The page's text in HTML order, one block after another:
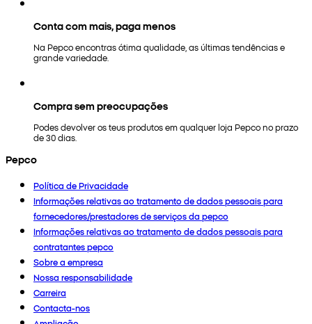
Conta com mais, paga menos
Na Pepco encontras ótima qualidade, as últimas tendências e
grande variedade.
Compra sem preocupações
Podes devolver os teus produtos em qualquer loja Pepco no prazo
de 30 dias.
Pepco
Política de Privacidade
Informações relativas ao tratamento de dados pessoais para
fornecedores/prestadores de serviços da pepco
Informações relativas ao tratamento de dados pessoais para
contratantes pepco
Sobre a empresa
Nossa responsabilidade
Carreira
Contacta-nos